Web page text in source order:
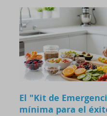
El "Kit de
mínima para el